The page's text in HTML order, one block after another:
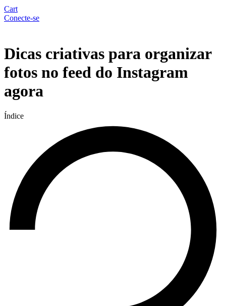
Cart
Conecte-se
Dicas criativas para organizar
fotos no feed do Instagram
agora
Índice